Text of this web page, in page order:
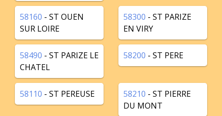
58160 - ST OUEN
SUR LOIRE
58300 - ST PARIZE
EN VIRY
58490 - ST PARIZE LE
CHATEL
58200 - ST PERE
58110 - ST PEREUSE 58210 - ST PIERRE
DU MONT